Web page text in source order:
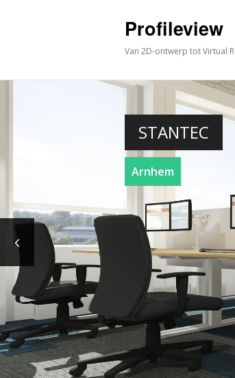
Profileview
Van 2D-ontwerp tot Virtual
STANTEC
Arnhem